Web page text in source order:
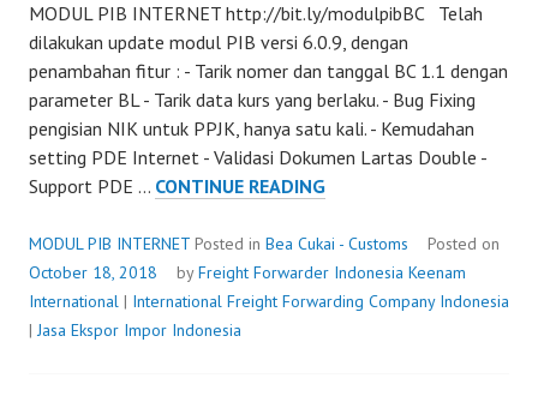
MODUL PIB INTERNET http://bit.ly/modulpibBC Telah
dilakukan update modul PIB versi 6.0.9, dengan
penambahan fitur : - Tarik nomer dan tanggal BC 1.1 dengan
parameter BL - Tarik data kurs yang berlaku. - Bug Fixing
pengisian NIK untuk PPJK, hanya satu kali. - Kemudahan
setting PDE Internet - Validasi Dokumen Lartas Double -
Support PDE … CONTINUE READINGMODUL
INTERNET
MODUL PIB INTERNET Posted in Bea Cukai - Customs
Posted on
October 18, 2018
byFreight Forwarder Indonesia Keenam
International | International Freight Forwarding Company Indonesia
|Jasa Ekspor Impor Indonesia